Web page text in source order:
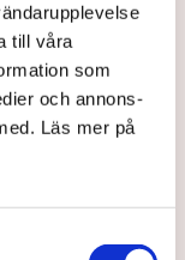
till våra
som
och annons-
Läs mer på